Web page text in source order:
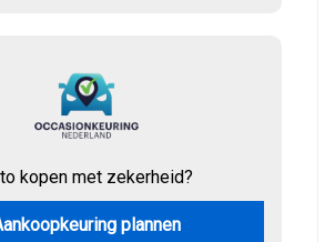
kopen met zekerheid?
plannen